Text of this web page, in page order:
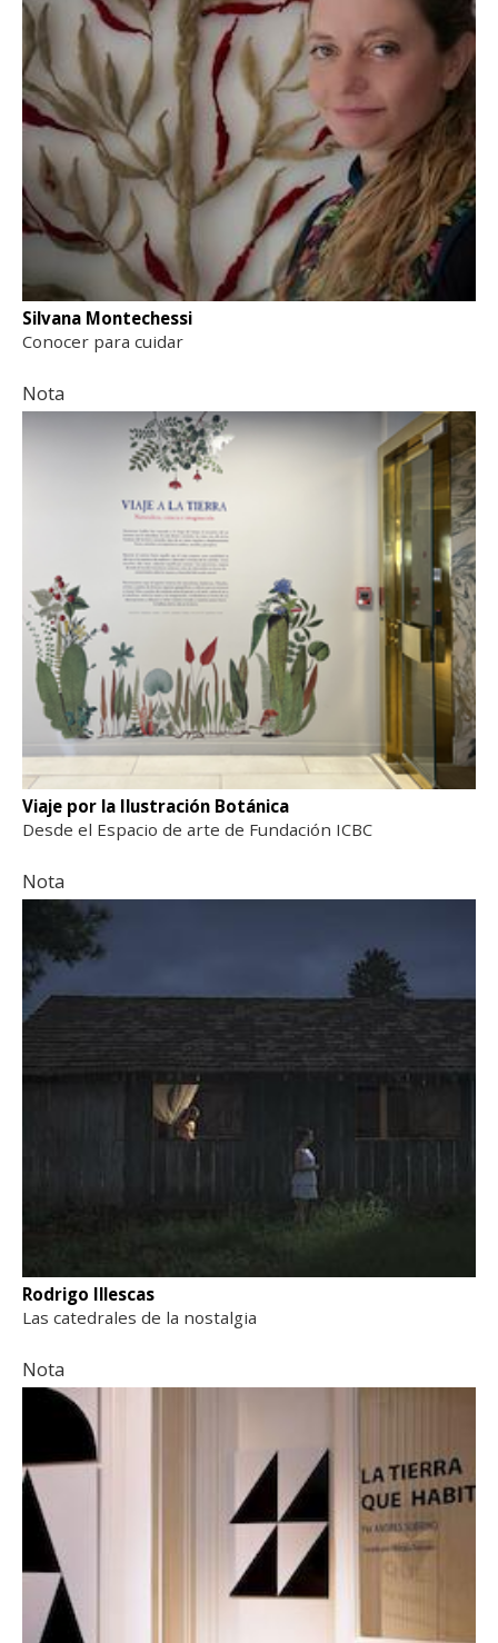
Silvana Montechessi
Conocer para cuidar
Nota
Viaje por la Ilustración Botánica
Desde el Espacio de arte de Fundación ICBC
Nota
Rodrigo Illescas
Las catedrales de la nostalgia
Nota